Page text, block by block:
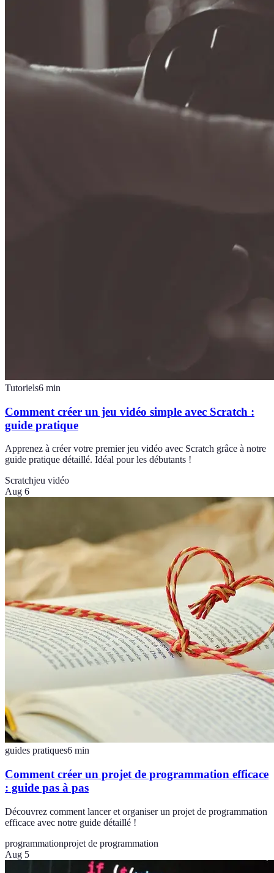
Tutoriels6 min
Comment créer un jeu vidéo simple avec Scratch :
guide pratique
Apprenez à créer votre premier jeu vidéo avec Scratch grâce à notre
guide pratique détaillé. Idéal pour les débutants !
Scratchjeu vidéo
Aug 6
guides pratiques6 min
Comment créer un projet de programmation efficace
: guide pas à pas
Découvrez comment lancer et organiser un projet de programmation
efficace avec notre guide détaillé !
programmationprojet de programmation
Aug 5